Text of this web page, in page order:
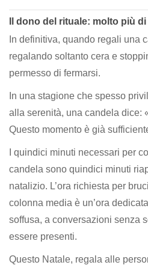
Il dono del rituale: molto più
In definitiva, quando regali una
regalando soltanto cera e
permesso di fermarsi.
In una stagione che spesso
alla serenità, una candela dice:
Questo momento è già
I quindici minuti necessari per
candela sono quindici minuti
natalizio. L’ora richiesta per
colonna media è un’ora
soffusa, a conversazioni senza
essere presenti.
Questo Natale, regala alle